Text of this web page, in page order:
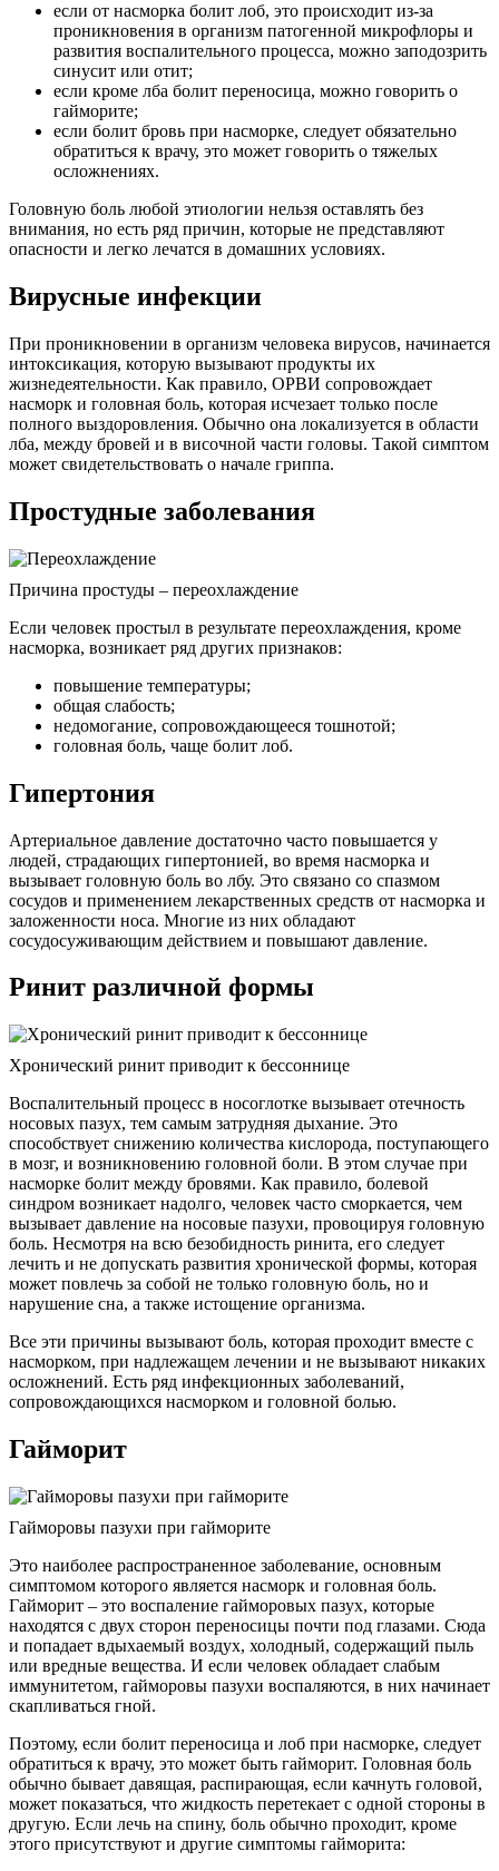
если от насморка болит лоб, это происходит из-за
проникновения в организм патогенной микрофлоры и
развития воспалительного процесса, можно заподозрить
синусит или отит;
если кроме лба болит переносица, можно говорить о
гайморите;
если болит бровь при насморке, следует обязательно
обратиться к врачу, это может говорить о тяжелых
осложнениях.
Головную боль любой этиологии нельзя оставлять без
внимания, но есть ряд причин, которые не представляют
опасности и легко лечатся в домашних условиях.
Вирусные инфекции
При проникновении в организм человека вирусов, начинается
интоксикация, которую вызывают продукты их
жизнедеятельности. Как правило, ОРВИ сопровождает
насморк и головная боль, которая исчезает только после
полного выздоровления. Обычно она локализуется в области
лба, между бровей и в височной части головы. Такой симптом
может свидетельствовать о начале гриппа.
Простудные заболевания
Причина простуды – переохлаждение
Если человек простыл в результате переохлаждения, кроме
насморка, возникает ряд других признаков:
повышение температуры;
общая слабость;
недомогание, сопровождающееся тошнотой;
головная боль, чаще болит лоб.
Гипертония
Артериальное давление достаточно часто повышается у
людей, страдающих гипертонией, во время насморка и
вызывает головную боль во лбу. Это связано со спазмом
сосудов и применением лекарственных средств от насморка и
заложенности носа. Многие из них обладают
сосудосуживающим действием и повышают давление.
Ринит различной формы
Хронический ринит приводит к бессоннице
Воспалительный процесс в носоглотке вызывает отечность
носовых пазух, тем самым затрудняя дыхание. Это
способствует снижению количества кислорода, поступающего
в мозг, и возникновению головной боли. В этом случае при
насморке болит между бровями. Как правило, болевой
синдром возникает надолго, человек часто сморкается, чем
вызывает давление на носовые пазухи, провоцируя головную
боль. Несмотря на всю безобидность ринита, его следует
лечить и не допускать развития хронической формы, которая
может повлечь за собой не только головную боль, но и
нарушение сна, а также истощение организма.
Все эти причины вызывают боль, которая проходит вместе с
насморком, при надлежащем лечении и не вызывают никаких
осложнений. Есть ряд инфекционных заболеваний,
сопровождающихся насморком и головной болью.
Гайморит
Гайморовы пазухи при гайморите
Это наиболее распространенное заболевание, основным
симптомом которого является насморк и головная боль.
Гайморит – это воспаление гайморовых пазух, которые
находятся с двух сторон переносицы почти под глазами. Сюда
и попадает вдыхаемый воздух, холодный, содержащий пыль
или вредные вещества. И если человек обладает слабым
иммунитетом, гайморовы пазухи воспаляются, в них начинает
скапливаться гной.
Поэтому, если болит переносица и лоб при насморке, следует
обратиться к врачу, это может быть гайморит. Головная боль
обычно бывает давящая, распирающая, если качнуть головой,
может показаться, что жидкость перетекает с одной стороны в
другую. Если лечь на спину, боль обычно проходит, кроме
этого присутствуют и другие симптомы гайморита: